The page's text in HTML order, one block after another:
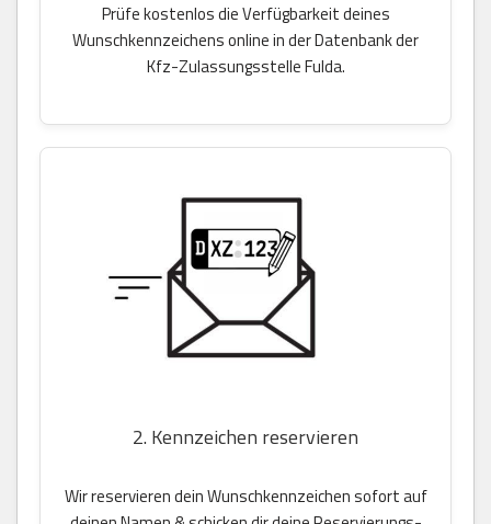
Prüfe kostenlos die Verfügbarkeit deines
Wunschkennzeichens online in der Datenbank der
Kfz-Zulassungsstelle Fulda.
2. Kennzeichen reservieren
Wir reservieren dein Wunschkennzeichen sofort auf